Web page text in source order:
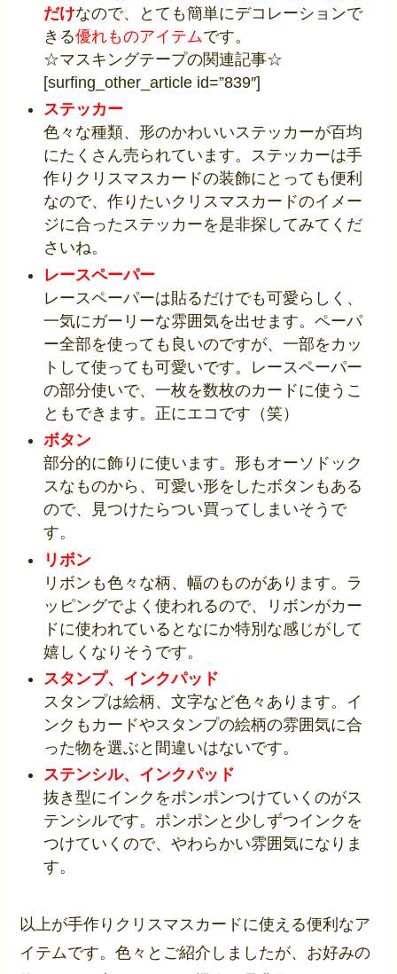
だけなので、とても簡単にデコレーションで
きる優れものアイテムです。
☆マスキングテープの関連記事☆
[surfing_other_article id=”839″]
ステッカー
色々な種類、形のかわいいステッカーが百均
にたくさん売られています。ステッカーは手
作りクリスマスカードの装飾にとっても便利
なので、作りたいクリスマスカードのイメー
ジに合ったステッカーを是非探してみてくだ
さいね。
レースペーパー
レースペーパーは貼るだけでも可愛らしく、
一気にガーリーな雰囲気を出せます。ペーパ
ー全部を使っても良いのですが、一部をカッ
トして使っても可愛いです。レースペーパー
の部分使いで、一枚を数枚のカードに使うこ
ともできます。正にエコです（笑）
ボタン
部分的に飾りに使います。形もオーソドック
スなものから、可愛い形をしたボタンもある
ので、見つけたらつい買ってしまいそうで
す。
リボン
リボンも色々な柄、幅のものがあります。ラ
ッピングでよく使われるので、リボンがカー
ドに使われているとなにか特別な感じがして
嬉しくなりそうです。
スタンプ、インクパッド
スタンプは絵柄、文字など色々あります。イ
ンクもカードやスタンプの絵柄の雰囲気に合
った物を選ぶと間違いはないです。
ステンシル、インクパッド
抜き型にインクをポンポンつけていくのがス
テンシルです。ポンポンと少しずつインクを
つけていくので、やわらかい雰囲気になりま
す。
以上が手作りクリスマスカードに使える便利なア
イテムです。色々とご紹介しましたが、お好みの